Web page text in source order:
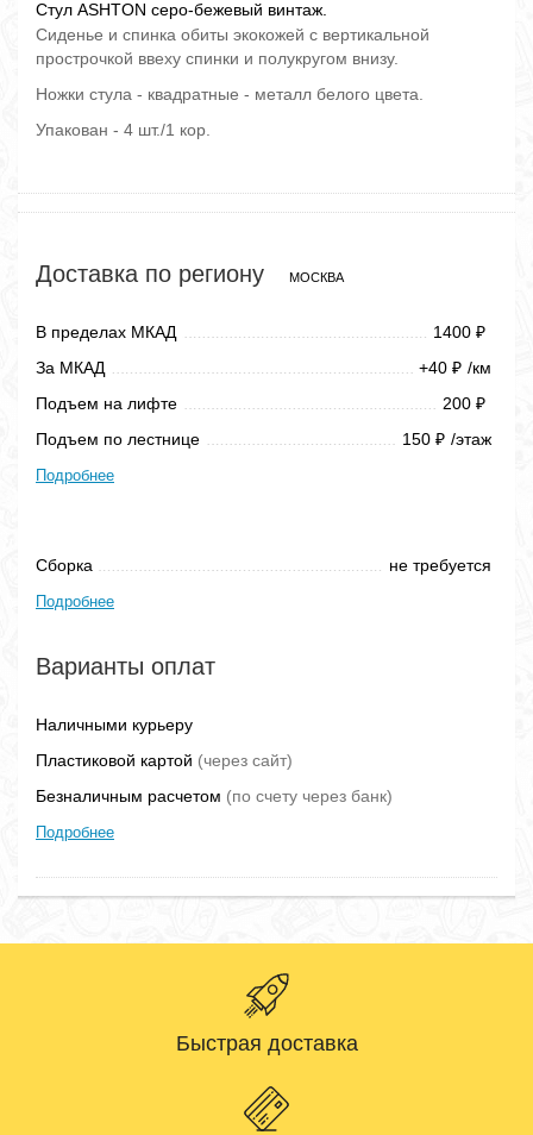
Стул ASHTON серо-бежевый винтаж.
Сиденье и спинка обиты экокожей с вертикальной
прострочкой ввеху спинки и полукругом внизу.
Ножки стула - квадратные - металл белого цвета.
Упакован - 4 шт./1 кор.
Доставка по региону МОСКВА
В пределах МКАД 1400 ₽
За МКАД +40 ₽ /км
Подъем на лифте
200 ₽
Подъем по лестнице 150 ₽ /этаж
Подробнее
Сборка не требуется
Подробнее
Варианты оплат
Наличными курьеру
Пластиковой картой (через сайт)
Безналичным расчетом (по счету через банк)
Подробнее
Быстрая доставка